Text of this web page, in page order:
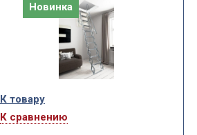
повышенную нагрузку до 260 кг.
Новинка
К товару
К сравнению